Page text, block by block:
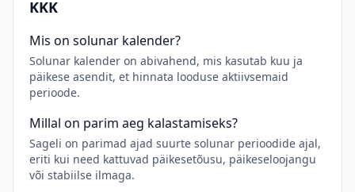
KKK
Mis on solunar kalender?
Solunar kalender on abivahend, mis kasutab kuu ja
päikese asendit, et hinnata looduse aktiivsemaid
perioode.
Millal on parim aeg kalastamiseks?
Sageli on parimad ajad suurte solunar perioodide ajal,
eriti kui need kattuvad päikesetõusu, päikeseloojangu
või stabiilse ilmaga.